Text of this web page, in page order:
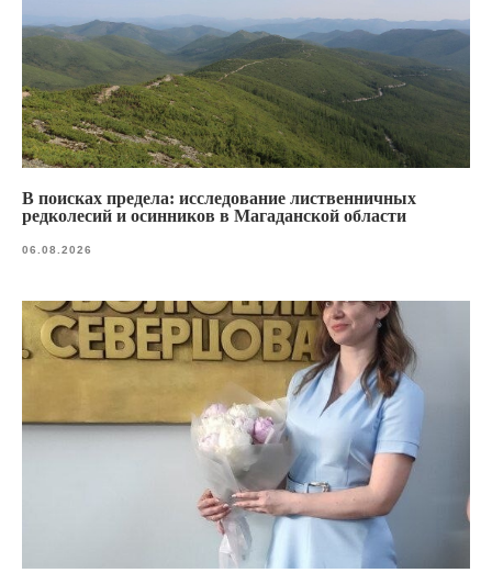
В поисках предела: исследование лиственничных
редколесий и осинников в Магаданской области
06.08.2026